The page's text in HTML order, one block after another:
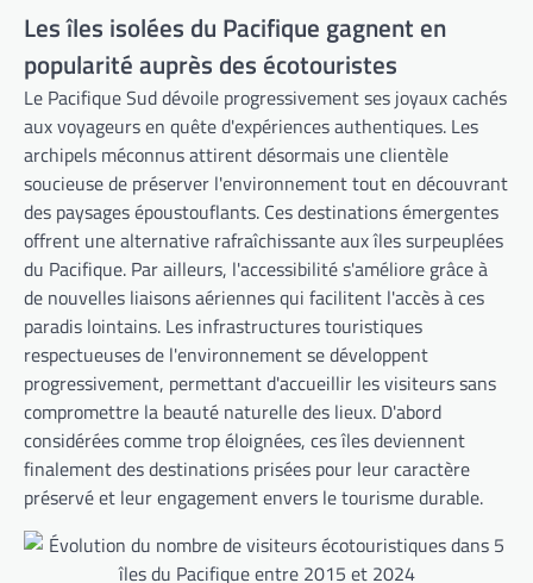
Les îles isolées du Pacifique gagnent en
popularité auprès des écotouristes
Le Pacifique Sud dévoile progressivement ses joyaux cachés
aux voyageurs en quête d'expériences authentiques. Les
archipels méconnus attirent désormais une clientèle
soucieuse de préserver l'environnement tout en découvrant
des paysages époustouflants. Ces destinations émergentes
offrent une alternative rafraîchissante aux îles surpeuplées
du Pacifique. Par ailleurs, l'accessibilité s'améliore grâce à
de nouvelles liaisons aériennes qui facilitent l'accès à ces
paradis lointains. Les infrastructures touristiques
respectueuses de l'environnement se développent
progressivement, permettant d'accueillir les visiteurs sans
compromettre la beauté naturelle des lieux. D'abord
considérées comme trop éloignées, ces îles deviennent
finalement des destinations prisées pour leur caractère
préservé et leur engagement envers le tourisme durable.